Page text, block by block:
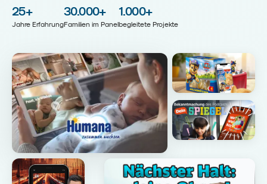
25+
Jahre Erfahrung
30.000+
Familien im Panel
1.000+
begleitete Projekte